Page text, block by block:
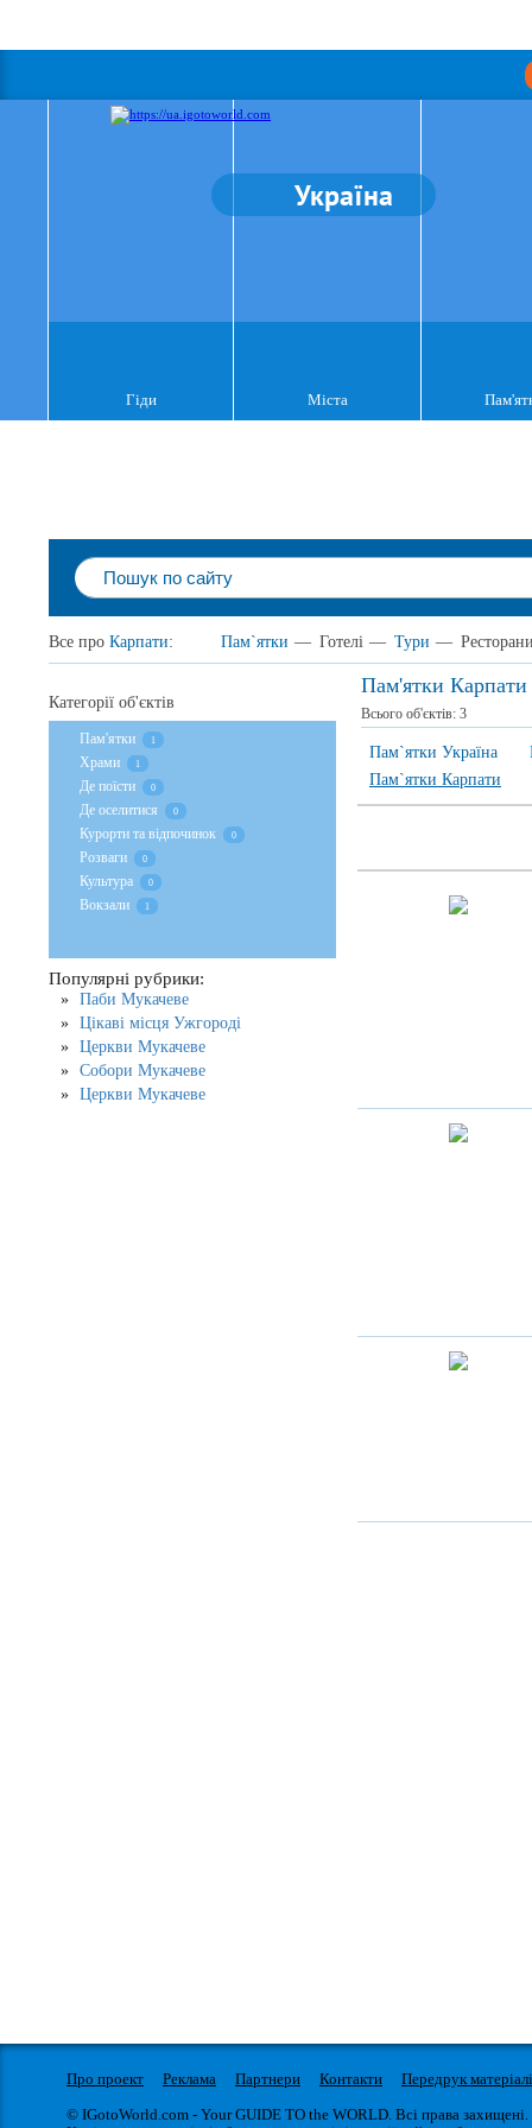
Україна
Гіди Міста
Все про Карпати: Пам`ятки — Готелі — Тури —
Пам'ятки Карпати
Всього об'єктів: 3
Пам`ятки Україна
Пам`ятки Карпати
Категорії об'єктів
Пам'ятки 1
Храми 1
Де поїсти 0
Де оселитися 0
Курорти та відпочинок 0
Розваги 0
Культура 0
Вокзали 1
Популярні рубрики:
Паби Мукачеве
Цікаві місця Ужгороді
Церкви Мукачеве
Собори Мукачеве
Церкви Мукачеве
Про проект Реклама Партнери Контакти
Передрук
© IGotoWorld.com - Your GUIDE TO the WORLD. Всі права захищені.